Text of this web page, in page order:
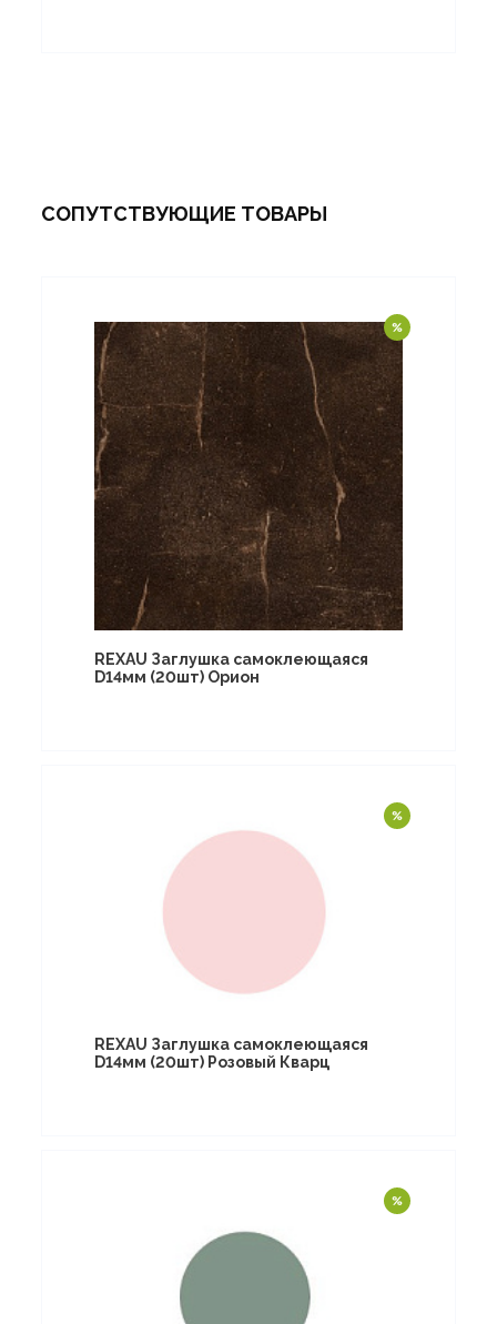
СОПУТСТВУЮЩИЕ ТОВАРЫ
REXAU Заглушка самоклеющаяся
D14мм (20шт) Орион
REXAU Заглушка самоклеющаяся
D14мм (20шт) Розовый Кварц